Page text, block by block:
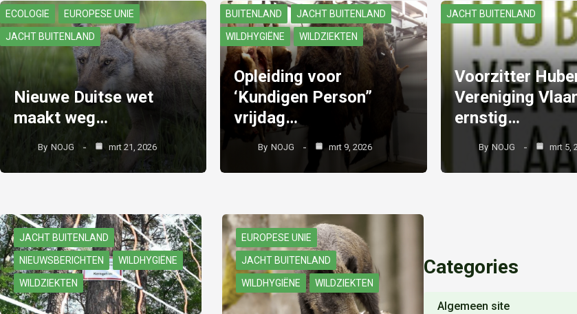
ECOLOGIE EUROPESE UNIE
JACHT BUITENLAND
Nieuwe Duitse wet
maakt weg…
By NOJG mrt 21, 2026
BUITENLAND JACHT BUITENLAND
WILDHYGIËNE WILDZIEKTEN
Opleiding voor
‘Kundigen Person”
vrijdag…
By NOJG mrt 9, 2026
JACHT BUITENLAND
Voorzitter
Vereniging
ernstig…
By NOJG mrt 5,
JACHT BUITENLAND
NIEUWSBERICHTEN WILDHYGIËNE
WILDZIEKTEN
EUROPESE UNIE
JACHT BUITENLAND
WILDHYGIËNE WILDZIEKTEN
Categories
Algemeen site